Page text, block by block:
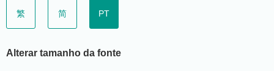
繁 简 PT
Alterar tamanho da fonte